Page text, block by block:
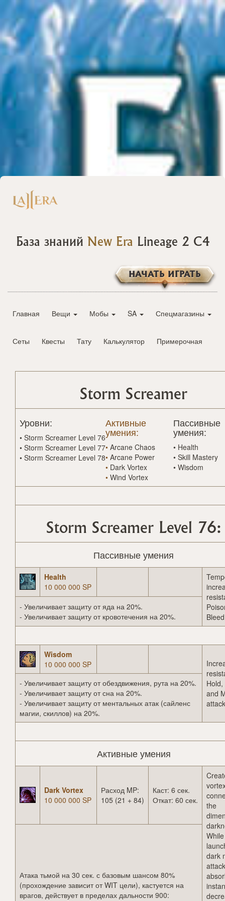
База знаний New Era Lineage 2 C4
НАЧАТЬ ИГРАТЬ
Главная Вещи Мобы SA Спецмагазины
Сеты Квесты Тату Калькулятор Примерочная
Storm Screamer
Уровни:
• Storm Screamer Level 76
• Storm Screamer Level 77
• Storm Screamer Level 78
Активные
умения:
• Arcane Chaos
• Arcane Power
• Dark Vortex
• Wind Vortex
Пассивные
умения:
• Health
• Skill Mastery
• Wisdom
Storm Screamer Level 76:
Пассивные умения
Health
10 000 000 SP
- Увеличивает защиту от яда на 20%.
- Увеличивает защиту от кровотечения на 20%.
Wisdom
10 000 000 SP
and
- Увеличивает защиту от обездвижения, рута на 20%.
- Увеличивает защиту от сна на 20%.
- Увеличивает защиту от ментальных атак (сайленс
магии, скиллов) на 20%.
Активные умения
Dark Vortex
10 000 000 SP
Расход MP:
105 (21 + 84)
Каст: 6 сек.
Откат: 60 сек.
the
While
dark
Атака тьмой на 30 сек. с базовым шансом 80%
(прохождение зависит от WIT цели), кастуется на
врагов, действует в пределах дальности 900: